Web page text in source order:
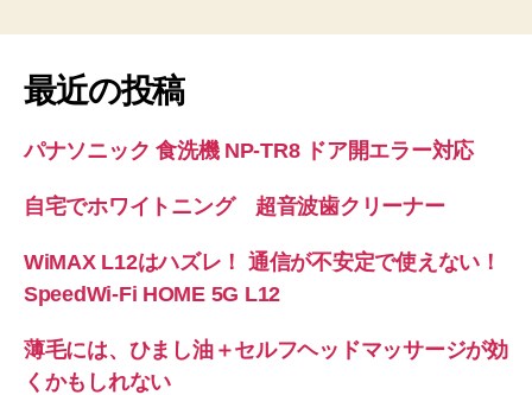
最近の投稿
パナソニック 食洗機 NP-TR8 ドア開エラー対応
自宅でホワイトニング 超音波歯クリーナー
WiMAX L12はハズレ！ 通信が不安定で使えない！
SpeedWi-Fi HOME 5G L12
薄毛には、ひまし油＋セルフヘッドマッサージが効
くかもしれない